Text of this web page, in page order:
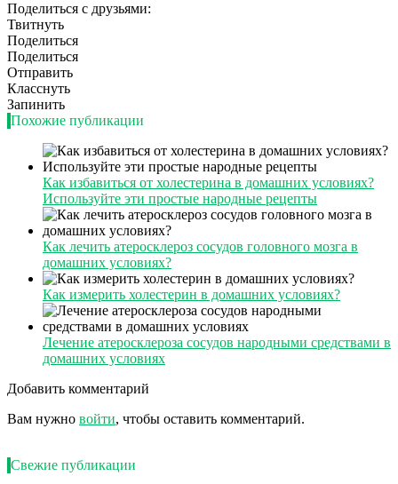
Поделиться с друзьями:
Твитнуть
Поделиться
Поделиться
Отправить
Класснуть
Запинить
Похожие публикации
Как избавиться от холестерина в домашних условиях?
Используйте эти простые народные рецепты
Как лечить атеросклероз сосудов головного мозга в
домашних условиях?
Как измерить холестерин в домашних условиях?
Лечение атеросклероза сосудов народными средствами в
домашних условиях
Добавить комментарий
Вам нужно войти, чтобы оставить комментарий.
Свежие публикации